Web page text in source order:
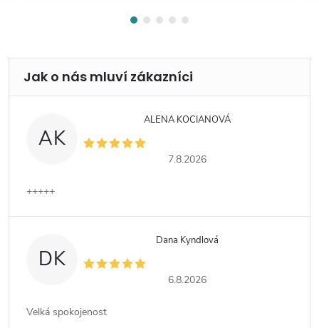
AK
ALENA KOCIANOVÁ
7.8.2026
+++++
DK
Dana Kyndlová
6.8.2026
Velká spokojenost